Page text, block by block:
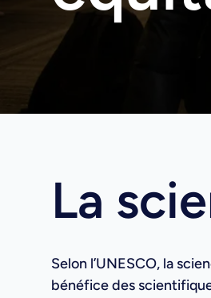
La
Selon l’UNESCO, la
bénéfice des